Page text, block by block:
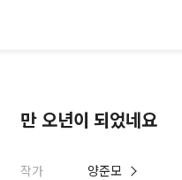
만 오년이 되었네요
작가
양준모